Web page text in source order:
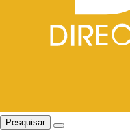
Pesquisar